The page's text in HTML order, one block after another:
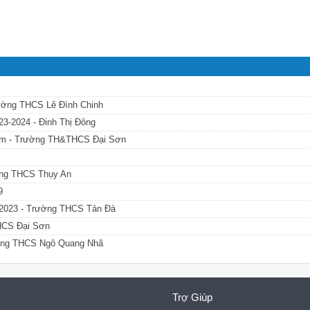
THCS Lê Đình Chinh
2024 - Đinh Thị Đông
- Trường TH&THCS Đại Sơn
THCS Thụy An
- Trường THCS Tản Đà
Đại Sơn
THCS Ngô Quang Nhã
Trợ Giúp